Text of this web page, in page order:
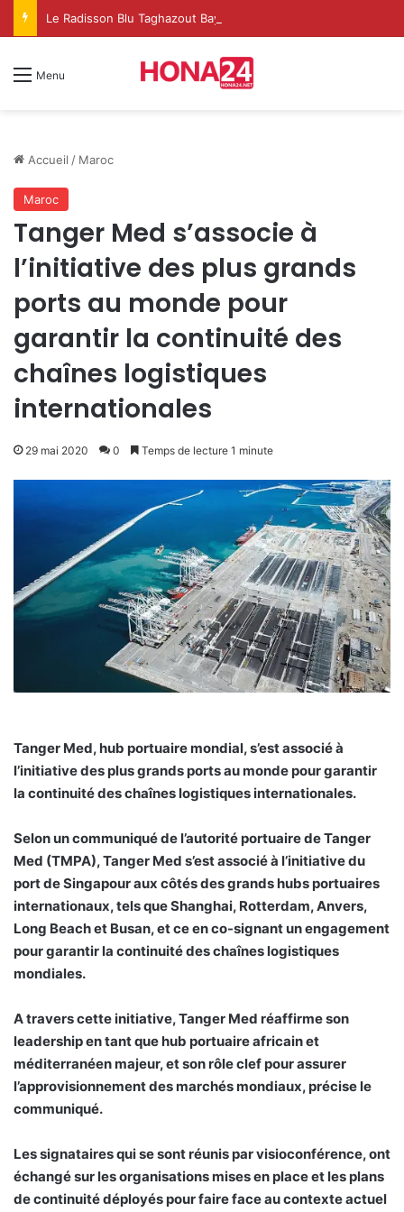
Menu
Accueil / Maroc
Maroc
Tanger Med s’associe à
l’initiative des plus grands
ports au monde pour
garantir la continuité des
chaînes logistiques
internationales
29 mai 2020 0 Temps de lecture 1 minute
Tanger Med, hub portuaire mondial, s’est associé à
l’initiative des plus grands ports au monde pour garantir
la continuité des chaînes logistiques internationales.
Selon un communiqué de l’autorité portuaire de Tanger
Med (TMPA), Tanger Med s’est associé à l’initiative du
port de Singapour aux côtés des grands hubs portuaires
internationaux, tels que Shanghai, Rotterdam, Anvers,
Long Beach et Busan, et ce en co-signant un engagement
pour garantir la continuité des chaînes logistiques
mondiales.
A travers cette initiative, Tanger Med réaffirme son
leadership en tant que hub portuaire africain et
méditerranéen majeur, et son rôle clef pour assurer
l’approvisionnement des marchés mondiaux, précise le
communiqué.
Les signataires qui se sont réunis par visioconférence, ont
échangé sur les organisations mises en place et les plans
de continuité déployés pour faire face au contexte actuel